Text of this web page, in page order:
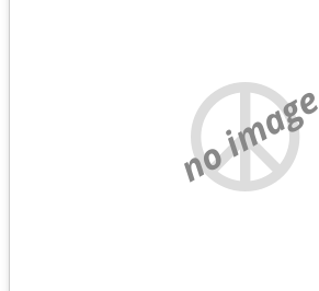
no image